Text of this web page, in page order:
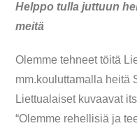
Helppo tulla juttuun
meitä
Olemme tehneet töitä
mm.kouluttamalla heitä
Liettualaiset kuvaavat
“Olemme rehellisiä ja